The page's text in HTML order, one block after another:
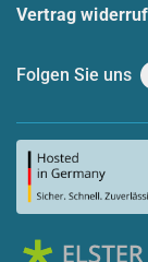
Vertrag
Folgen Sie uns